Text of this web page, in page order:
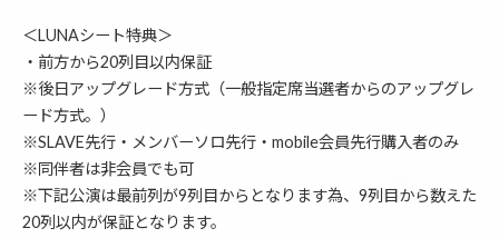
＜LUNAシート特典＞
・前方から20列目以内保証
※後日アップグレード方式（一般指定席当選者からのアップグレ
ード方式。）
※SLAVE先行・メンバーソロ先行・mobile会員先行購入者のみ
※同伴者は非会員でも可
※下記公演は最前列が9列目からとなります為、9列目から数えた
20列以内が保証となります。